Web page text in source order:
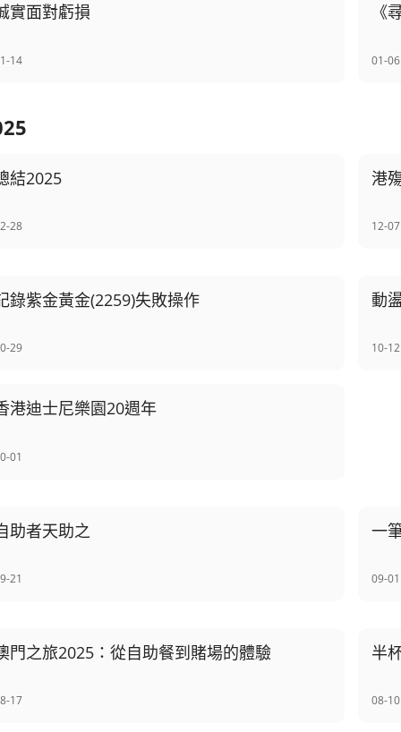
實面對虧損
14
《
01-06
結2025
28
港
12-07
錄紫金黃金(2259)失敗操作
29
動
10-12
港迪士尼樂園20週年
01
助者天助之
21
一
09-01
門之旅2025：從自助餐到賭場的體驗
17
半
08-10